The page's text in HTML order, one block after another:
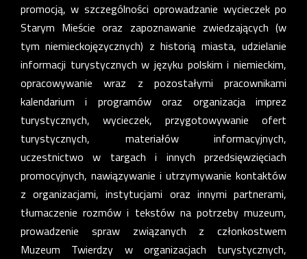
promocją, w szczególności oprowadzanie wycieczek po
Starym Mieście oraz zapoznawanie zwiedzających (w
tym niemieckojęzycznych) z historią miasta, udzielanie
informacji turystycznych w języku polskim i niemieckim,
opracowywanie wraz z pozostałymi pracownikami
kalendarium i programów oraz organizacja imprez
turystycznych, wycieczek, przygotowywanie ofert
turystycznych, materiałów informacyjnych,
uczestnictwo w targach i innych przedsięwzięciach
promocyjnych, nawiązywanie i utrzymywanie kontaktów
z organizacjami, instytucjami oraz innymi partnerami,
tłumaczenie rozmów i tekstów na potrzeby muzeum,
prowadzenie spraw związanych z członkostwem
Muzeum Twierdzy w organizacjach turystycznych,